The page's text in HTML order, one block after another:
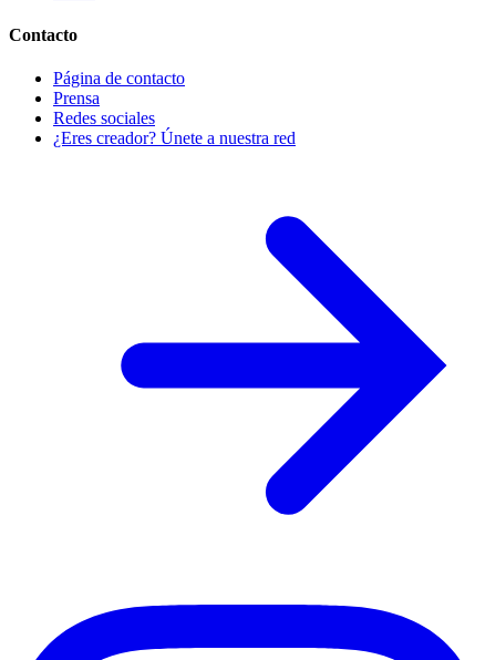
Contacto
Página de contacto
Prensa
Redes sociales
¿Eres creador? Únete a nuestra red